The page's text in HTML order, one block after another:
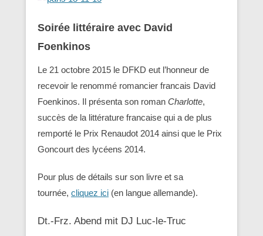
Soirée littéraire avec David
Foenkinos
Le 21 octobre 2015 le DFKD eut l’honneur de
recevoir le renommé romancier francais David
Foenkinos. Il présenta son roman Charlotte,
succès de la littérature francaise qui a de plus
remporté le Prix Renaudot 2014 ainsi que le Prix
Goncourt des lycéens 2014.
Pour plus de détails sur son livre et sa
tournée, cliquez ici (en langue allemande).
Dt.-Frz. Abend mit DJ Luc-le-Truc